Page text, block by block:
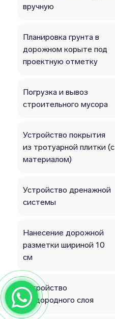
вручную
Планировка грунта в
дорожном корыте под
проектную отметку
Погрузка и вывоз
строительного мусора
Устройство покрытия
из тротуарной плитки (с
материалом)
Устройство дренажной
системы
Нанесение дорожной
разметки шириной 10
см
Устройство
плодородного слоя